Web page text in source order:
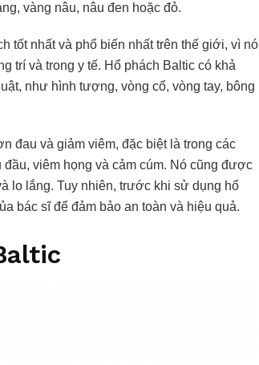
vàng nâu, nâu đen hoặc đỏ.
tốt nhất và phổ biến nhất trên thế giới, vì nó
trí và trong y tế. Hổ phách Baltic có khả
như hình tượng, vòng cổ, vòng tay, bông
đau và giảm viêm, đặc biệt là trong các
viêm họng và cảm cúm. Nó cũng được
lo lắng. Tuy nhiên, trước khi sử dụng hổ
bác sĩ để đảm bảo an toàn và hiệu quả.